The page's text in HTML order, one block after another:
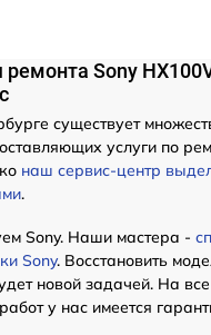
Sony
существует
услуги по
наш сервис-центр
.
Sony. Наши мастера -
Sony. Восстановить
новой задачей. На
у нас имеется